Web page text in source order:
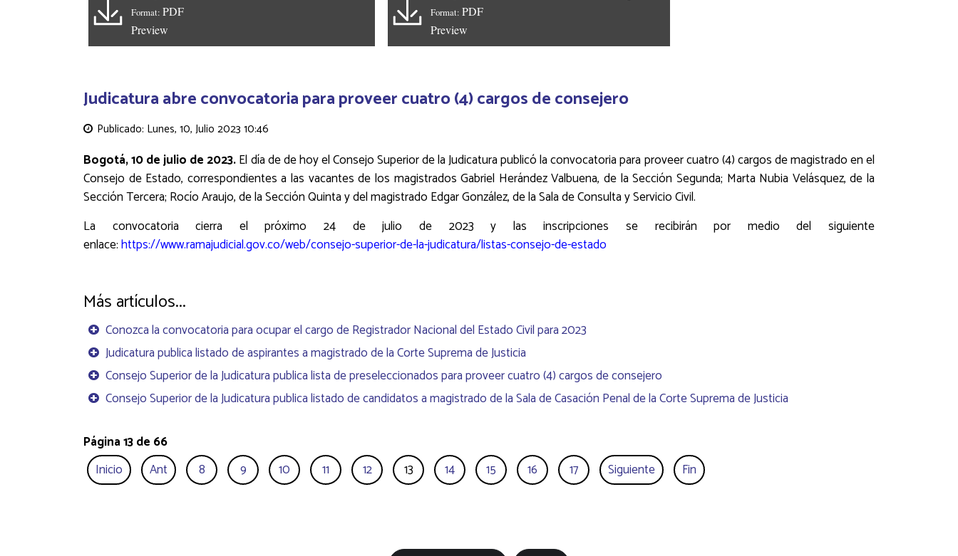
Format: PDF
Preview
Format: PDF
Preview
Judicatura abre convocatoria para proveer cuatro (4) cargos de consejero
Publicado: Lunes, 10, Julio 2023 10:46
Bogotá, 10 de julio de 2023.El día de de hoy el Consejo Superior de la Judicatura publicó la convocatoria para proveer cuatro (4) cargos de magistrado en el
Consejo de Estado, correspondientes a las vacantes de los magistrados Gabriel Herández Valbuena, de la Sección Segunda; Marta Nubia Velásquez, de la
Sección Tercera; Rocío Araujo, de la Sección Quinta y del magistrado Edgar González, de la Sala de Consulta y Servicio Civil.
La convocatoria cierra el próximo 24 de julio de 2023 y las inscripciones se recibirán por medio del siguiente
enlace:https://www.ramajudicial.gov.co/web/consejo-superior-de-la-judicatura/listas-consejo-de-estado
Más artículos...
Conozca la convocatoria para ocupar el cargo de Registrador Nacional del Estado Civil para 2023
Judicatura publica listado de aspirantes a magistrado de la Corte Suprema de Justicia
Consejo Superior de la Judicatura publica lista de preseleccionados para proveer cuatro (4) cargos de consejero
Consejo Superior de la Judicatura publica listado de candidatos a magistrado de la Sala de Casación Penal de la Corte Suprema de Justicia
Página 13 de 66
Inicio
Ant 8 9 10 11 12 13 14 15 16 17 Siguiente Fin